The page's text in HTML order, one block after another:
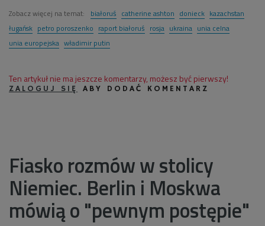
Zobacz więcej na temat: białoruś catherine ashton donieck kazachstan
ługańsk petro poroszenko raport białoruś rosja ukraina unia celna
unia europejska władimir putin
Ten artykuł nie ma jeszcze komentarzy, możesz być pierwszy!
ZALOGUJ SIĘ ABY DODAĆ KOMENTARZ
Fiasko rozmów w stolicy
Niemiec. Berlin i Moskwa
mówią o "pewnym postępie"